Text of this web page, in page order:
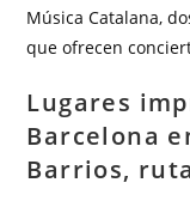
Música Catalana,
que ofrecen
Lugares
Barcelona
Barrios,